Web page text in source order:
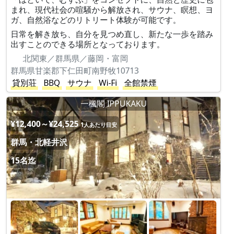
まれ、現代社会の喧騒から解放され、サウナ、瞑想、ヨ
ガ、自然浴などのリトリート体験が可能です。
日常を解き放ち、自分を見つめ直し、新たな一歩を踏み
出すことのできる場所となっております。
北関東／群馬県／藤岡・富岡
群馬県甘楽郡下仁田町南野牧10713
貸別荘
BBQ サウナ Wi-Fi
全館禁煙
一楓閣 IPPUKAKU
¥12,400～¥24,525 1人あたり目安
群馬・北軽井沢
15名迄